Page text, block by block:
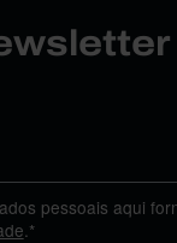
pessoais aqui
.*